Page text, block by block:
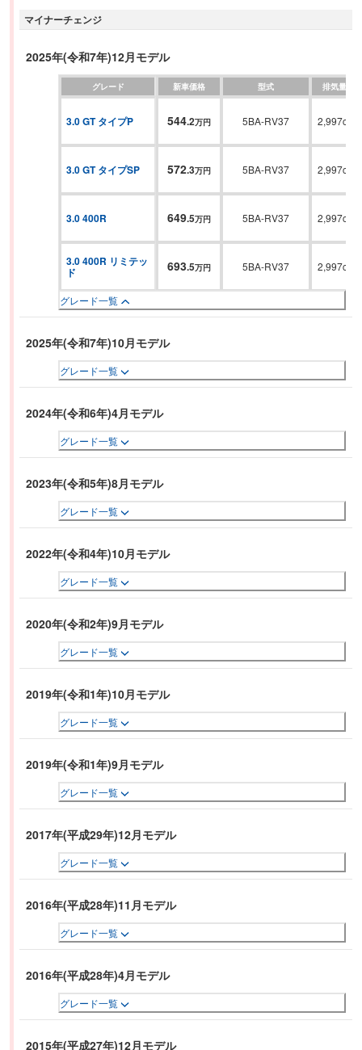
マイナーチェンジ
2025年(令和7年)12月モデル
グレード 新車価格 型式 排気量
3.0 GT タイプP 544.2万円 5BA-RV37 2,997cc
3.0 GT タイプSP 572.3万円 5BA-RV37 2,997cc
3.0 400R 649.5万円 5BA-RV37 2,997cc
3.0 400R リミテッ
ド 693.5万円 5BA-RV37 2,997cc
グレード一覧
2025年(令和7年)10月モデル
グレード一覧
2024年(令和6年)4月モデル
グレード一覧
2023年(令和5年)8月モデル
グレード一覧
2022年(令和4年)10月モデル
グレード一覧
2020年(令和2年)9月モデル
グレード一覧
2019年(令和1年)10月モデル
グレード一覧
2019年(令和1年)9月モデル
グレード一覧
2017年(平成29年)12月モデル
グレード一覧
2016年(平成28年)11月モデル
グレード一覧
2016年(平成28年)4月モデル
グレード一覧
2015年(平成27年)12月モデル